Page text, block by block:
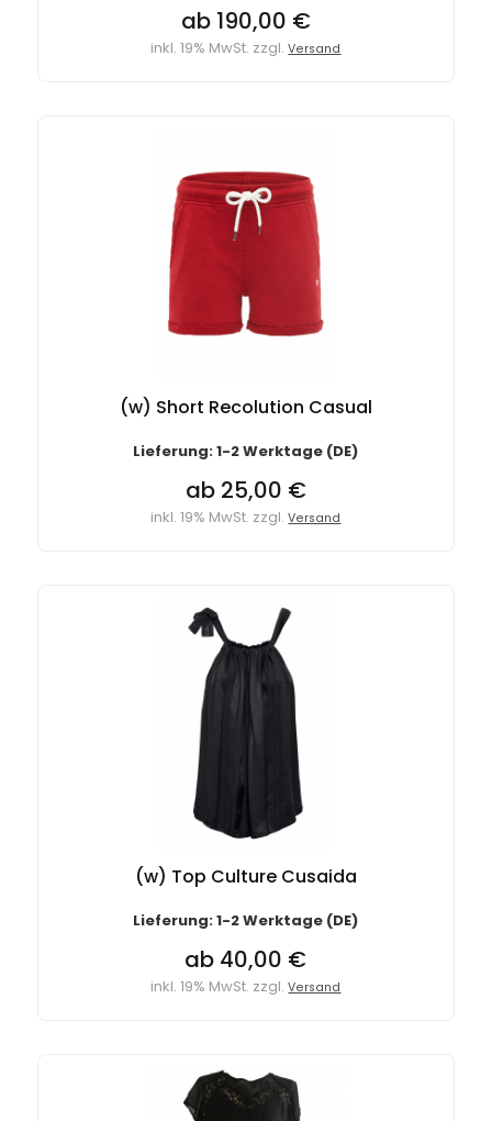
ab 190,00 €
inkl. 19% MwSt. zzgl.Versand
(w) Short Recolution Casual
Lieferung: 1-2 Werktage (DE)
ab 25,00 €
inkl. 19% MwSt. zzgl.Versand
(w) Top Culture Cusaida
Lieferung: 1-2 Werktage (DE)
ab 40,00 €
inkl. 19% MwSt. zzgl.Versand